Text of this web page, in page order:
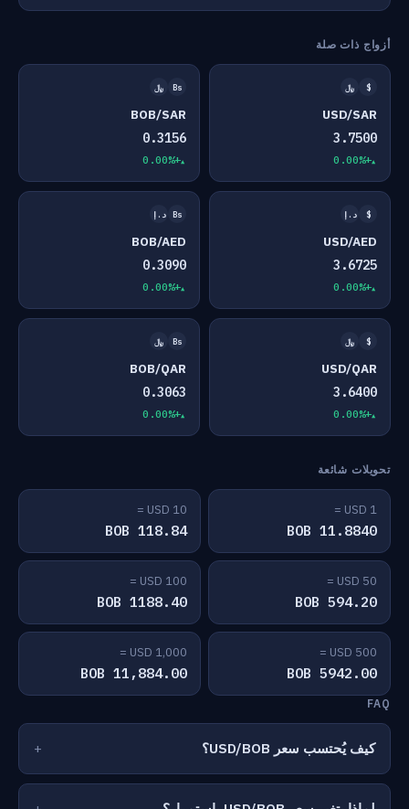
أزواج ذات صلة
$ ﷼
USD/SAR
3.7500
+0.00%
Bs ﷼
BOB/SAR
0.3156
+0.00%
$ د.إ
USD/AED
3.6725
+0.00%
Bs د.إ
BOB/AED
0.3090
+0.00%
$ ﷼
USD/QAR
3.6400
+0.00%
Bs ﷼
BOB/QAR
0.3063
+0.00%
تحويلات شائعة
1 USD =
11.8840 BOB
10 USD =
118.84 BOB
50 USD =
594.20 BOB
100 USD =
1188.40 BOB
500 USD =
5942.00 BOB
1,000 USD =
11,884.00 BOB
FAQ
كيف يُحتسب سعر USD/BOB؟